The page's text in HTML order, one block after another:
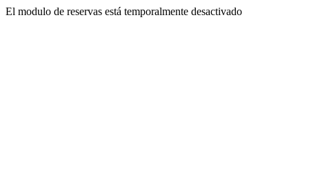
El modulo de reservas está temporalmente desactivado